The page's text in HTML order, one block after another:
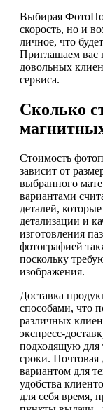
Выбирая
скорость, но и
личное, что
Приглашаем вас
довольных
сервиса.
Сколько
Стоимость
зависит от
выбранного
вариантами
деталей,
детализации и
изготовления
фотографией
поскольку
изображения.
Доставка
способами, что
различных
экспресс-
подходящую для
сроки. Почтовая
вариантом для
удобства
для себя время,